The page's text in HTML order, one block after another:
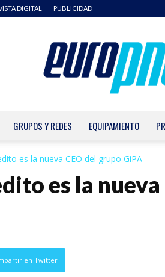
DIGITAL PUBLICIDAD
GRUPOS Y REDES EQUIPAMIENTO
es la nueva CEO del grupo GiPA
es la nueva
en Twitter